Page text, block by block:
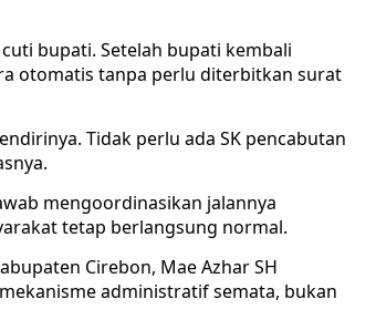
bupati. Setelah bupati kembali
otomatis tanpa perlu diterbitkan surat
Tidak perlu ada SK pencabutan
mengoordinasikan jalannya
tetap berlangsung normal.
Cirebon, Mae Azhar SH
administratif semata, bukan